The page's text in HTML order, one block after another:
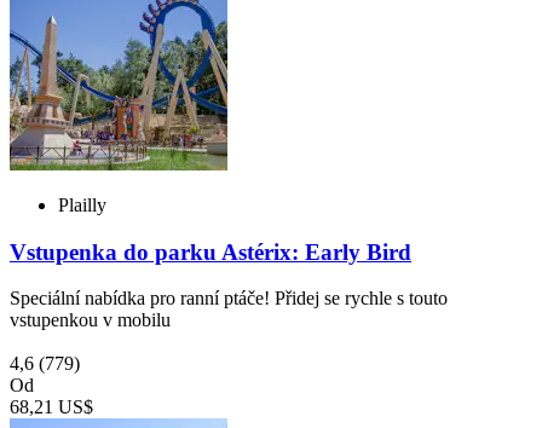
Plailly
Vstupenka do parku Astérix: Early Bird
Speciální nabídka pro ranní ptáče! Přidej se rychle s touto
vstupenkou v mobilu
4,6 (779)
Od
68,21 US$